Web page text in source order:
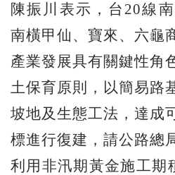
陳振川表示，台20線
南橫甲仙、寶來、六龜
產業發展具有關鍵性角
土保育原則，以簡易路
坡地及生態工法，達成
標進行復建，請公路總
利用非汛期黃金施工期